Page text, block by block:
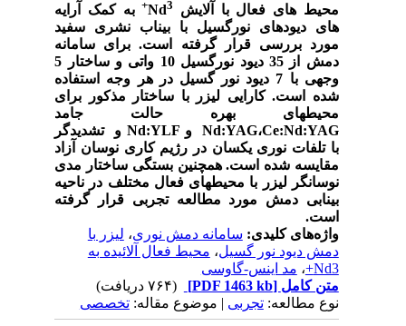
محیط های فعال با آلایش Nd
به کمک آرایه
های دیودهای نورگسیل با بیناب نشری سفید
مورد بررسی قرار گرفته است. برای سامانه
دمش از 35 دیود نورگسیل 10 واتی و ساختار 5
وجهی با 7 دیود نور گسیل در هر وجه استفاده
شده است. کارایی لیزر با ساختار مذکور برای
محیط­های بهره حالت جامد
Nd:YAG،Ce:Nd:YAG و Nd:YLF و تشدیدگر
با تلفات نوری یکسان در رژیم کاری نوسان آزاد
مقایسه شده است. همچنین بستگی ساختار مدی
نوسانگر لیزر با محیط­های فعال مختلف در ناحیه
بینابی دمش مورد مطالعه تجربی قرار گرفته
است.
واژه‌های کلیدی:سامانه دمش نوری،لیزر با
دمش دیود نور گسیل،محیط فعال آلائیده به
Nd3+ ،مد اینس-گاوسی
متن کامل[PDF 1463 kb]
نوع مطالعه:تجربی| موضوع مقاله:تخصصی